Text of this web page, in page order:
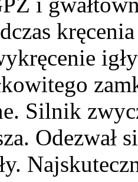
Silnik
Odezwał